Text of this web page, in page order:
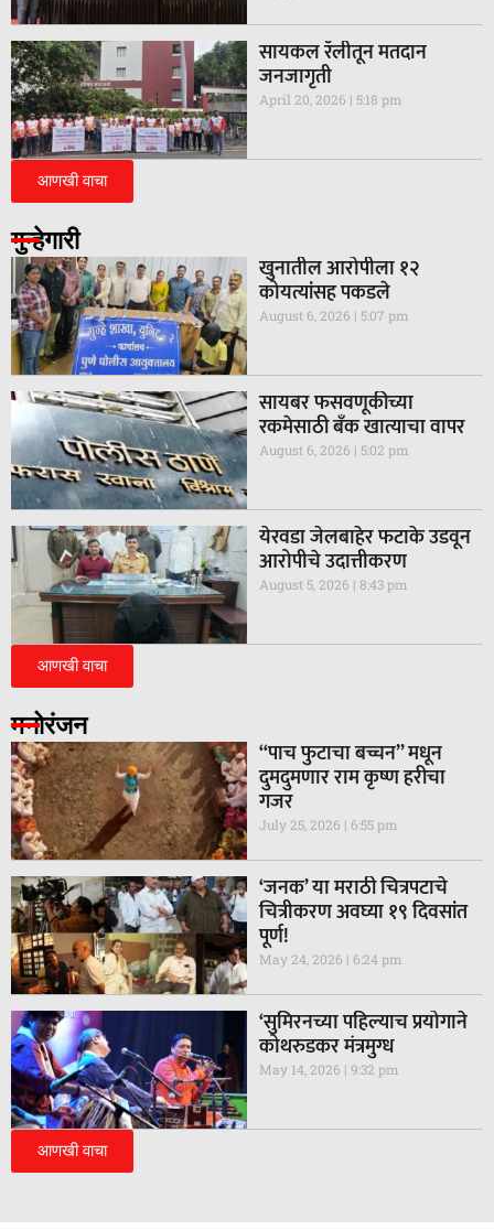
सायकल रॅलीतून मतदान
जनजागृती
April 20, 2026 5:18 pm
आणखी वाचा
गुन्हेगारी
खुनातील आरोपीला १२
कोयत्यांसह पकडले
August 6, 2026 5:07 pm
सायबर फसवणूकीच्या
रकमेसाठी बँक खात्याचा वापर
August 6, 2026 5:02 pm
येरवडा जेलबाहेर फटाके उडवून
आरोपीचे उदात्तीकरण
August 5, 2026 8:43 pm
आणखी वाचा
मनोरंजन
“पाच फुटाचा बच्चन” मधून
दुमदुमणार राम कृष्ण हरीचा
गजर
July 25, 2026 6:55 pm
‘जनक’ या मराठी चित्रपटाचे
चित्रीकरण अवघ्या १९ दिवसांत
पूर्ण!
May 24, 2026 6:24 pm
‘सुमिरनच्या पहिल्याच प्रयोगाने
कोथरुडकर मंत्रमुग्ध
May 14, 2026 9:32 pm
आणखी वाचा